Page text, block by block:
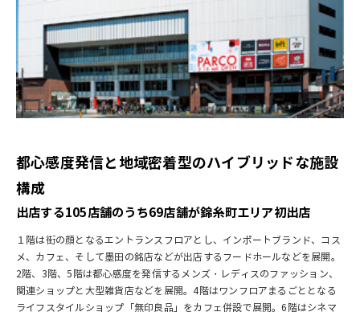
都心感度発信と地域密着型のハイブリッドな施設
構成
出店する105店舗のうち69店舗が錦糸町エリア初出店
１階は街の顔となるエントランスフロアとし、インポートブランド、コス
メ、カフェ、そして墨田の銘店などが出店するフードホールなどを展開。
2階、3階、5階は都心感度を発信するメンズ・レディスのファッション、
関連ショップと大型雑貨店などを展開。4階はワンフロアまるごととなる
ライフスタイルショップ「無印良品」をカフェ併設で展開。6階はシネマ